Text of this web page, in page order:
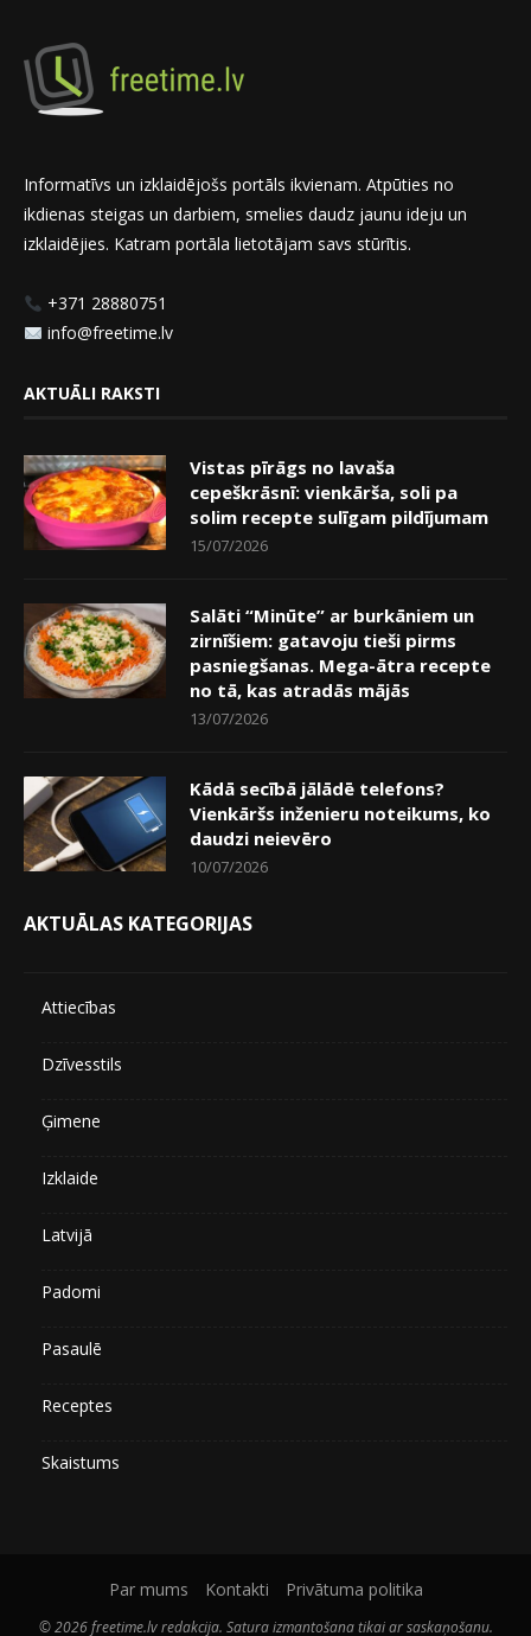
Informatīvs un izklaidējošs portāls ikvienam. Atpūties no
ikdienas steigas un darbiem, smelies daudz jaunu ideju un
izklaidējies. Katram portāla lietotājam savs stūrītis.
+371 28880751
info@freetime.lv
AKTUĀLI RAKSTI
Vistas pīrāgs no lavaša
cepeškrāsnī: vienkārša, soli pa
solim recepte sulīgam pildījumam
15/07/2026
Salāti “Minūte” ar burkāniem un
zirnīšiem: gatavoju tieši pirms
pasniegšanas. Mega-ātra recepte
no tā, kas atradās mājās
13/07/2026
Kādā secībā jālādē telefons?
Vienkāršs inženieru noteikums, ko
daudzi neievēro
10/07/2026
AKTUĀLAS KATEGORIJAS
Attiecības
Dzīvesstils
Ģimene
Izklaide
Latvijā
Padomi
Pasaulē
Receptes
Skaistums
Par mums Kontakti Privātuma politika
© 2026 freetime.lv redakcija. Satura izmantošana tikai ar saskaņošanu.